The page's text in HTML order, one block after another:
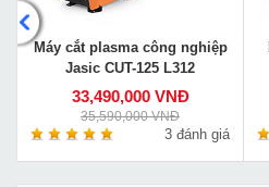
Máy cắt plasma công nghiệp
Jasic CUT-125 L312
33,490,000 VNĐ
35,590,000 VNĐ
3 đánh giá